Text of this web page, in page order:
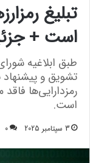
تبلیغ
است +
طبق ابلاغیه
تشویق و پیشنهاد
رمزدارایی‌ها
است.
3 سپتامبر 2025 0